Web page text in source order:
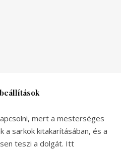
mert a mesterséges
a sarkok kitakarításában, és a
teszi a dolgát. Itt